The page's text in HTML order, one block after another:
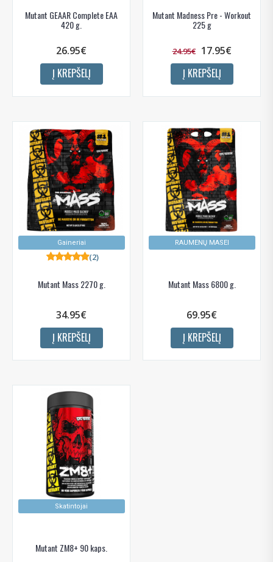
Mutant GEAAR Complete EAA
420 g.
26.95€
Į KREPŠELĮ
Mutant Madness Pre - Workout
225 g
24.95€ 17.95€
Į KREPŠELĮ
Gaineriai
Mutant Mass 2270 g.
(2)
34.95€
Į KREPŠELĮ
RAUMENŲ MASEI
Mutant Mass 6800 g.
69.95€
Į KREPŠELĮ
Skatintojai
Mutant ZM8+ 90 kaps.